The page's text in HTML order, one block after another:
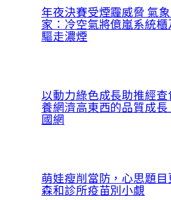
年夜決賽受煙霾威脅 氣
家：冷空氣將億嵐系統櫃
驅走濃煙
以動力綠色成長助推經查
養網濟高東西的品質成長
國網
萌娃瘦削當防，心思題目
森和診所疫苗別小覷